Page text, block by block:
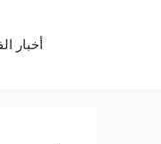
أخبار